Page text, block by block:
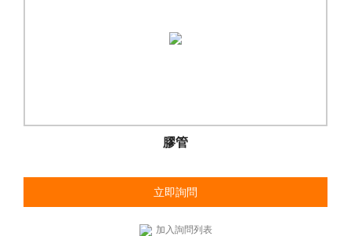
膠管
立即詢問
加入詢問列表